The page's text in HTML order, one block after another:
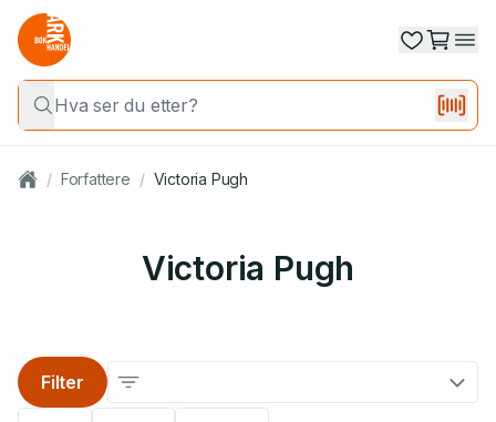
/ Forfattere / Victoria Pugh
Victoria Pugh
Filter